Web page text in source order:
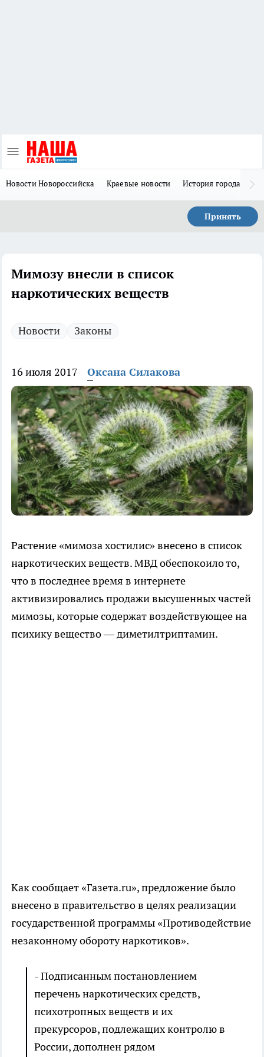
Новости Новороссийска Краевые новости История города Н
Принять
Мимозу внесли в список
наркотических веществ
Новости Законы
16 июля 2017 Оксана Силакова
Растение «мимоза хостилис» внесено в список
наркотических веществ. МВД обеспокоило то,
что в последнее время в интернете
активизировались продажи высушенных частей
мимозы, которые содержат воздействующее на
психику вещество — диметилтриптамин.
Как сообщает «Газета.ru», предложение было
внесено в правительство в целях реализации
государственной программы «Противодействие
незаконному обороту наркотиков».
- Подписанным постановлением
перечень наркотических средств,
психотропных веществ и их
прекурсоров, подлежащих контролю в
России, дополнен рядом